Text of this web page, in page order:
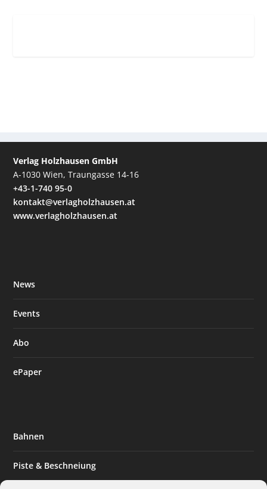
Verlag Holzhausen GmbH
A-1030 Wien, Traungasse 14-16
+43-1-740 95-0
kontakt@verlagholzhausen.at
www.verlagholzhausen.at
News
Events
Abo
ePaper
Bahnen
Piste & Beschneiung